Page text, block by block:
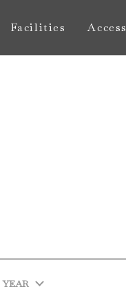
Facilities Access
YEAR